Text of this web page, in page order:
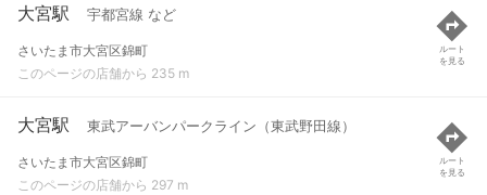
大宮駅 宇都宮線 など
さいたま市大宮区錦町
このページの店舗から 235 m
ルート
を見る
大宮駅 東武アーバンパークライン（東武野田線）
さいたま市大宮区錦町
このページの店舗から 297 m
ルート
を見る